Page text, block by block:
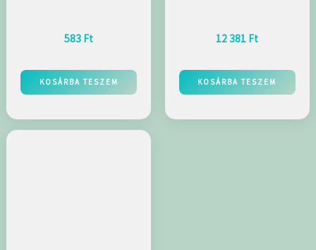
583 Ft
KOSÁRBA TESZEM
12 381 Ft
KOSÁRBA TESZEM